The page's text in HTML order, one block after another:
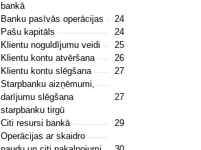
bankā
Banku pasīvās operācijas
24
Pašu kapitāls
24
Klientu noguldījumu veidi
25
Klientu kontu atvēršana
26
Klientu kontu slēgšana 27
Starpbanku aizņēmumi,
darījumu slēgšana
starpbanku tirgū
27
Citi resursi bankā 29
Operācijas ar skaidro